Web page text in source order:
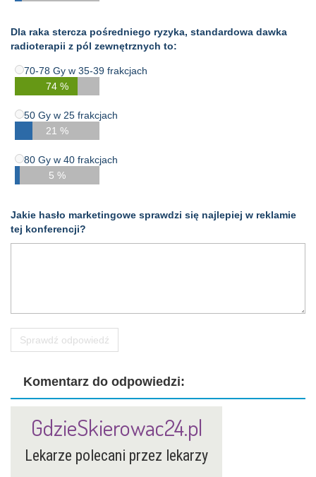
Dla raka stercza pośredniego ryzyka, standardowa dawka
radioterapii z pól zewnętrznych to:
70-78 Gy w 35-39 frakcjach
74 %
50 Gy w 25 frakcjach
21 %
80 Gy w 40 frakcjach
5 %
Jakie hasło marketingowe sprawdzi się najlepiej w reklamie
tej konferencji?
Sprawdź odpowiedź
Komentarz do odpowiedzi:
Lekarze polecani przez lekarzy
GdzieSkierowac24.pl